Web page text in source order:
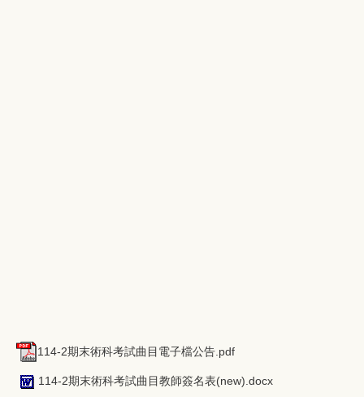
114-2期末術科考試曲目電子檔公告.pdf
114-2期末術科考試曲目教師簽名表(new).docx